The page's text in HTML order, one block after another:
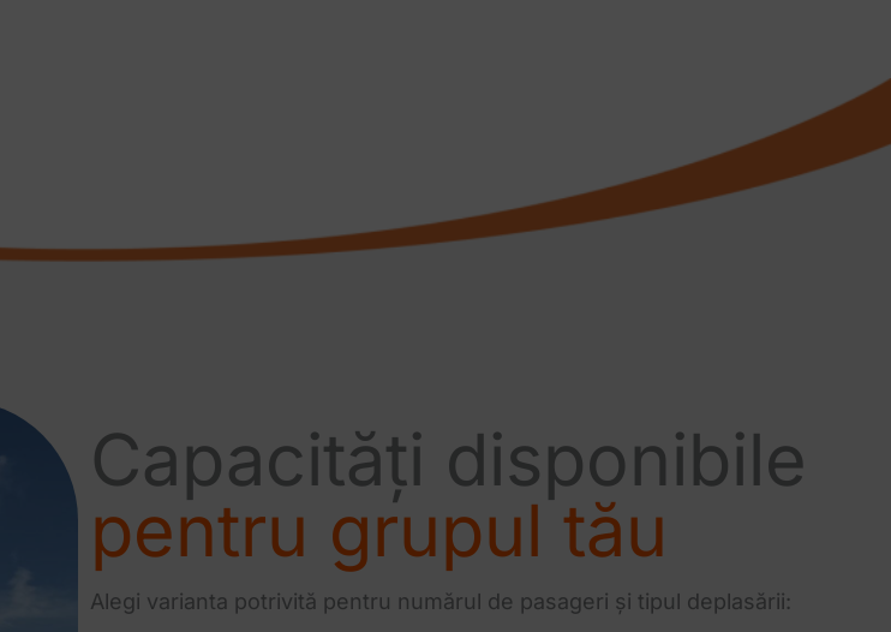
Capacități disponibile
pentru grupul tău
Alegi varianta potrivită pentru numărul de pasageri și tipul deplasării: